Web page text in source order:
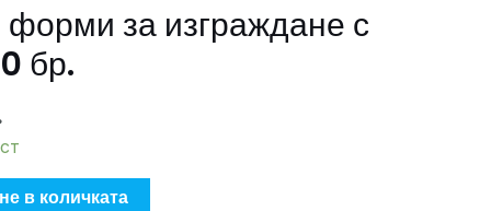
за изграждане с
бр.
в количката